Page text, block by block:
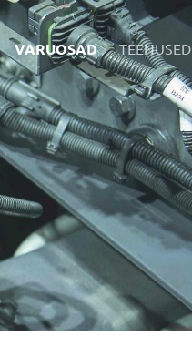
VARUOSAD TEENUSED